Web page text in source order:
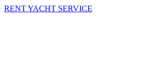
RENT YACHT SERVICE